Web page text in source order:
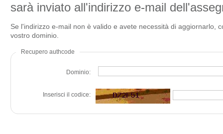
sarà inviato all'indirizzo e-mail
Se l'indirizzo e-mail non è valido e avete necessità di aggiornarlo,
vostro dominio.
Recupero authcode
Dominio:
Inserisci il codice: